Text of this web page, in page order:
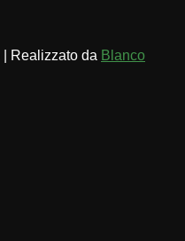
| Realizzato da Blanco